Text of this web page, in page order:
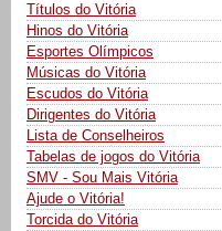
Títulos do Vitória
Hinos do Vitória
Esportes Olímpicos
Músicas do Vitória
Escudos do Vitória
Dirigentes do Vitória
Lista de Conselheiros
Tabelas de jogos do Vitória
SMV - Sou Mais Vitória
Ajude o Vitória!
Torcida do Vitória